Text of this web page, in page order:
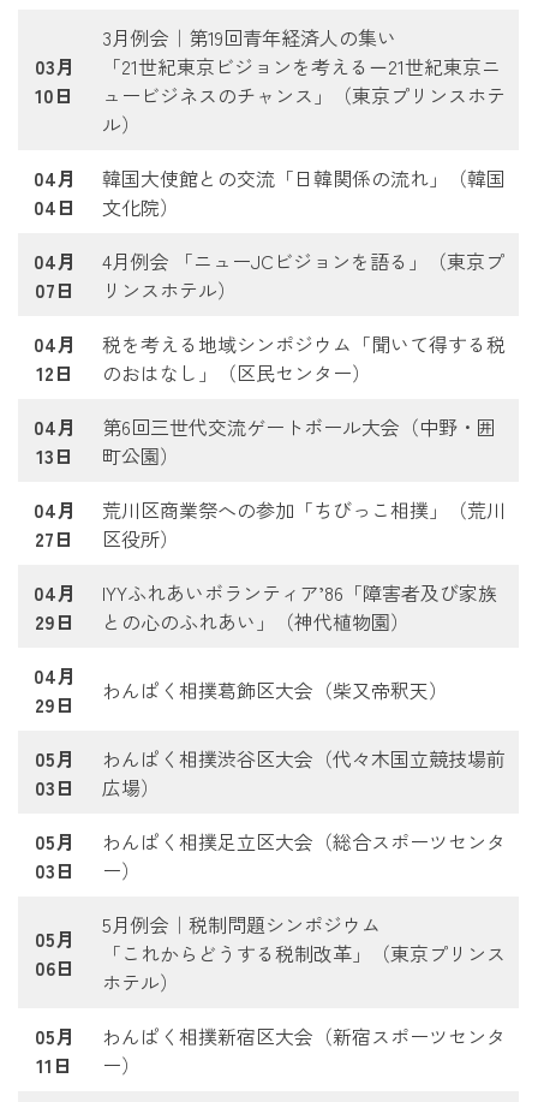
03月
10日
3月例会｜第19回青年経済人の集い
「21世紀東京ビジョンを考える－21世紀東京ニ
ュービジネスのチャンス」（東京プリンスホテ
ル）
04月
04日
韓国大使館との交流「日韓関係の流れ」（韓国
文化院）
04月
07日
4月例会 「ニューJCビジョンを語る」（東京プ
リンスホテル）
04月
12日
税を考える地域シンポジウム「聞いて得する税
のおはなし」（区民センター）
04月
13日
第6回三世代交流ゲートボール大会（中野・囲
町公園）
04月
27日
荒川区商業祭への参加「ちびっこ相撲」（荒川
区役所）
04月
29日
IYYふれあいボランティア’86「障害者及び家族
との心のふれあい」（神代植物園）
04月
29日
わんぱく相撲葛飾区大会（柴又帝釈天）
05月
03日
わんぱく相撲渋谷区大会（代々木国立競技場前
広場）
05月
03日
わんぱく相撲足立区大会（総合スポーツセンタ
ー）
05月
06日
5月例会｜税制問題シンポジウム
「これからどうする税制改革」（東京プリンス
ホテル）
05月
11日
わんぱく相撲新宿区大会（新宿スポーツセンタ
ー）